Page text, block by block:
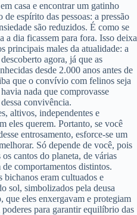
casa e encontrar um gatinho
espírito das pessoas: a pressão
são reduzidos. É como se
a dia ficassem para fora. Isso deixa
principais males da atualidade: a
agora, já que as
desde 2.000 anos antes de
que o convívio com felinos seja
nada que comprovasse
convivência.
altivos, independentes e
eles querem. Portanto, se você
entrosamento, esforce-se um
Só depende de você, pois
cantos do planeta, de várias
comportamentos distintos.
eram cultuados e
sol, simbolizados pela deusa
que eles enxergavam e protegiam
para garantir equilíbrio das